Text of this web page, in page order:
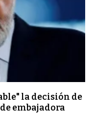
la decisión de
embajadora